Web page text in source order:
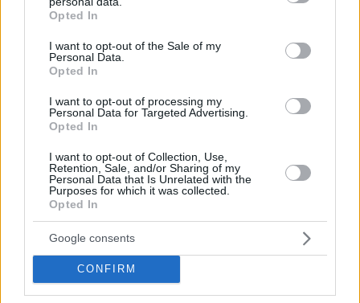
grant or deny consent to Google and its third-party tags to
use your data for below specified purposes in below Google
consent section.
Opted In
I want to opt-out of the Sale of my
Personal Data.
Opted In
I want to opt-out of processing my
Personal Data for Targeted Advertising.
Opted In
I want to opt-out of Collection, Use,
Retention, Sale, and/or Sharing of my
Personal Data that Is Unrelated with the
Purposes for which it was collected.
Opted In
Google consents
CONFIRM
Η απουσία μέσα στη νύχτα και η λεπτομέρεια στα
μηνύματα: Πώς η σύζυγος του Αφγανού ξεκίνησε
06.08.2026, 15:36